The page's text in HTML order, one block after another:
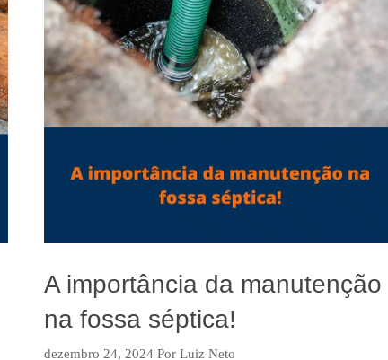
A importância da manutenção
na fossa séptica!
dezembro 24, 2024 PorLuiz Neto